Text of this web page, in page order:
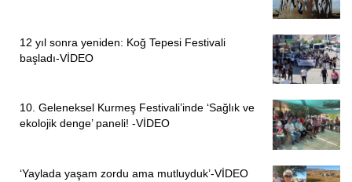
12 yıl sonra yeniden: Koğ Tepesi Festivali
başladı-VİDEO
10. Geleneksel Kurmeş Festivali’inde ‘Sağlık ve
ekolojik denge’ paneli! -VİDEO
‘Yaylada yaşam zordu ama mutluyduk’-VİDEO